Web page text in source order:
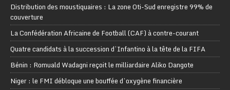
Distribution des moustiquaires : La zone Oti-Sud enregistre 99% de
couverture
La Confédération Africaine de Football (CAF) à contre-courant
Quatre candidats à la succession d’Infantino à la tête de la FIFA
Bénin : Romuald Wadagni reçoit le milliardaire Aliko Dangote
Niger : le FMI débloque une bouffée d’oxygène financière